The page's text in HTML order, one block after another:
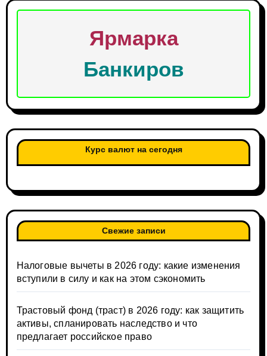
Ярмарка
Банкиров
Курс валют на сегодня
Свежие записи
Налоговые вычеты в 2026 году: какие изменения
вступили в силу и как на этом сэкономить
Трастовый фонд (траст) в 2026 году: как защитить
активы, спланировать наследство и что
предлагает российское право